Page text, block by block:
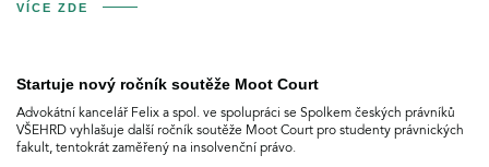
VÍCE ZDE
Startuje nový ročník soutěže Moot Court
Advokátní kancelář Felix a spol. ve spolupráci se Spolkem českých právníků
VŠEHRD vyhlašuje další ročník soutěže Moot Court pro studenty právnických
fakult, tentokrát zaměřený na insolvenční právo.